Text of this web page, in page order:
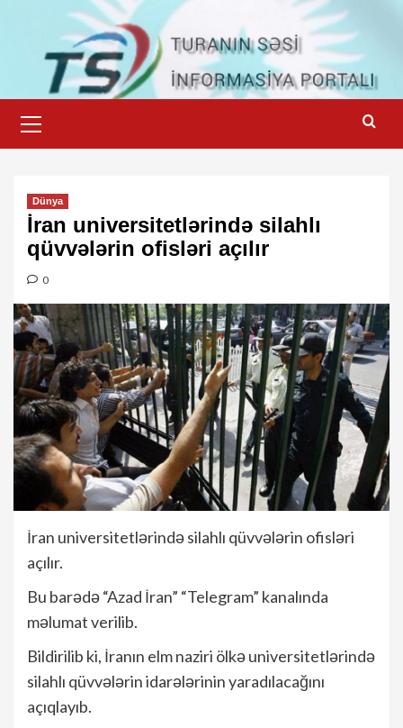
content
Menu
Dünya
İran universitetlərində silahlı
qüvvələrin ofisləri açılır
0
İran universitetlərində silahlı qüvvələrin ofisləri
açılır.
Bu barədə “Azad İran” “Telegram” kanalında
məlumat verilib.
Bildirilib ki, İranın elm naziri ölkə universitetlərində
silahlı qüvvələrin idarələrinin yaradılacağını
açıqlayıb.